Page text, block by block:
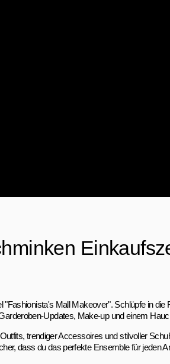
Mall Makeover". Schlüpfe in die
Updates, Make-up und einem
trendiger Accessoires und stilvoller
dass du das perfekte Ensemble für jeden